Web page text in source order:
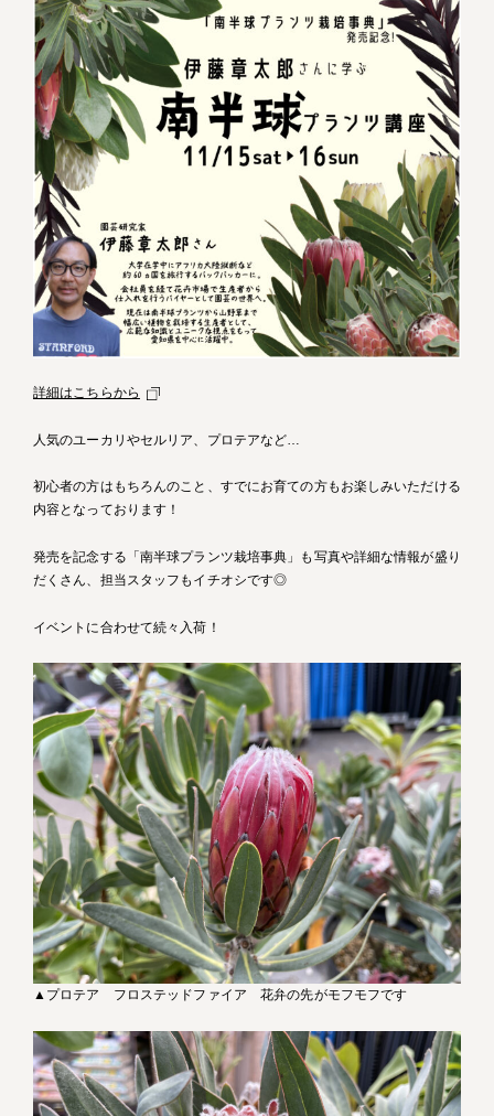
詳細はこちらから
人気のユーカリやセルリア、プロテアなど…
初心者の方はもちろんのこと、すでにお育ての方もお楽しみいただける
内容となっております！
発売を記念する「南半球プランツ栽培事典」も写真や詳細な情報が盛り
だくさん、担当スタッフもイチオシです◎
イベントに合わせて続々入荷！
▲プロテア フロステッドファイア 花弁の先がモフモフです